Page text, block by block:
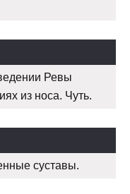
Ревы
из носа. Чуть.
суставы.